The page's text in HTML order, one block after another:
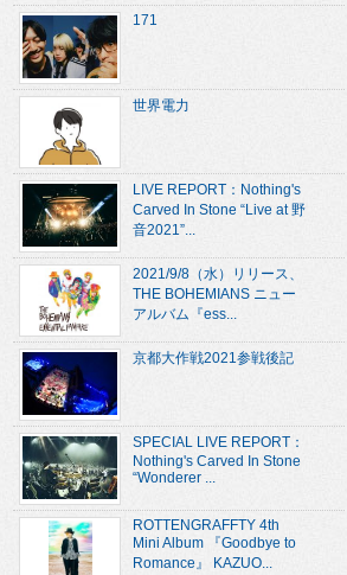
171
世界電力
LIVE REPORT：Nothing's
Carved In Stone “Live at 野
音2021”...
2021/9/8（水）リリース、
THE BOHEMIANS ニュー
アルバム『ess...
京都大作戦2021参戦後記
SPECIAL LIVE REPORT：
Nothing's Carved In Stone
“Wonderer ...
ROTTENGRAFFTY 4th
Mini Album 『Goodbye to
Romance』 KAZUO...